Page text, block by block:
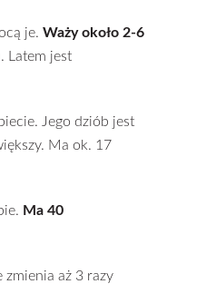
je. Waży około 2-6
Latem jest
Jego dziób jest
Ma ok. 17
Ma 40
zmienia aż 3 razy